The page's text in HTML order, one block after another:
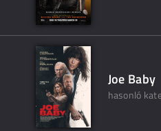
Joe Baby
hasonló